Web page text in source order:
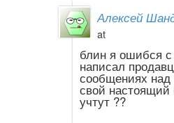
Алексей
at
блин я ошибся
написал
сообщениях над
свой настоящий
учтут ??